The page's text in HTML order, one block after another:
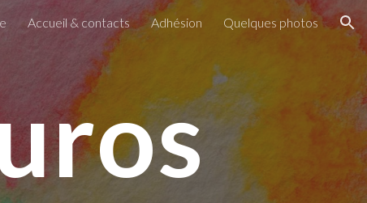
Accueil & contacts Adhésion Quelques photos